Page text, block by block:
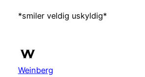
*smiler veldig uskyldig*
Weinberg